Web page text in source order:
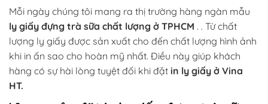
Mỗi ngày chúng tôi mang ra thị trường hàng ngàn mẫu
ly giấy đựng trà sữa chất lượng ở TPHCM . . Từ chất
lượng ly giấy được sản xuất cho đến chất lượng hình ảnh
khi in ấn sao cho hoàn mỹ nhất. Điều này giúp khách
hàng có sự hài lòng tuyệt đối khi đặt in ly giấy ở Vina
HT.